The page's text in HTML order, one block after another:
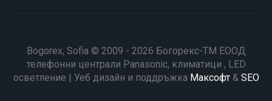
Bogorex, Sofia © 2009 - 2026 Богорекс-ТМ ЕООД
телефонни централи Panasonic, климатици , LED
осветление | Уеб дизайн и поддръжка Максофт& SEO